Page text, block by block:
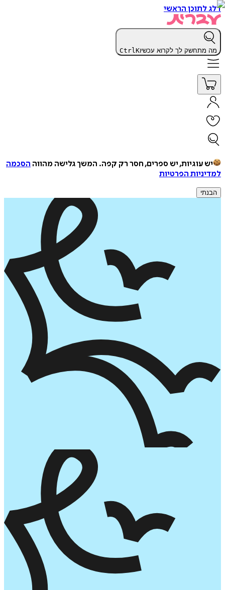
דלג לתוכן הראשי
מה מתחשק לך לקרוא עכשיו CtrlK
יש עוגיות, יש ספרים, חסר רק קפה. המשך גלישה מהווה הסכמה
למדיניות הפרטיות
הבנתי